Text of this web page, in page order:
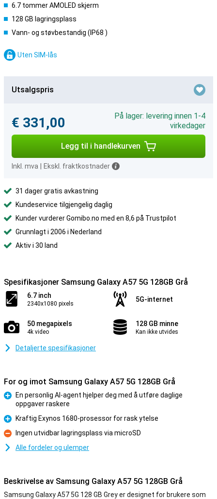
6.7 tommer AMOLED skjerm
128 GB lagringsplass
Vann- og støvbestandig (IP68 )
Uten SIM-lås
Utsalgspris
€ 331,00
På lager: levering innen 1-4
virkedager
Legg til i handlekurven
Inkl. mva Ekskl. fraktkostnader
31 dager gratis avkastning
Kundeservice tilgjengelig daglig
Kunder vurderer Gomibo.no med en 8,6 på Trustpilot
Grunnlagt i 2006 i Nederland
Aktiv i 30 land
Spesifikasjoner Samsung Galaxy A57 5G 128GB Grå
6.7 inch
2340x1080 pixels
5G-internet
50 megapixels
4k video
128 GB minne
Kan ikke utvides
Detaljerte spesifikasjoner
For og imot Samsung Galaxy A57 5G 128GB Grå
Fordel
En personlig AI-agent hjelper deg med å utføre daglige
oppgaver raskere
Fordel
Kraftig Exynos 1680-prosessor for rask ytelse
Ulempe
Ingen utvidbar lagringsplass via microSD
Alle fordeler og ulemper
Beskrivelse av Samsung Galaxy A57 5G 128GB Grå
Samsung Galaxy A57 5G 128 GB Grey er designet for brukere som